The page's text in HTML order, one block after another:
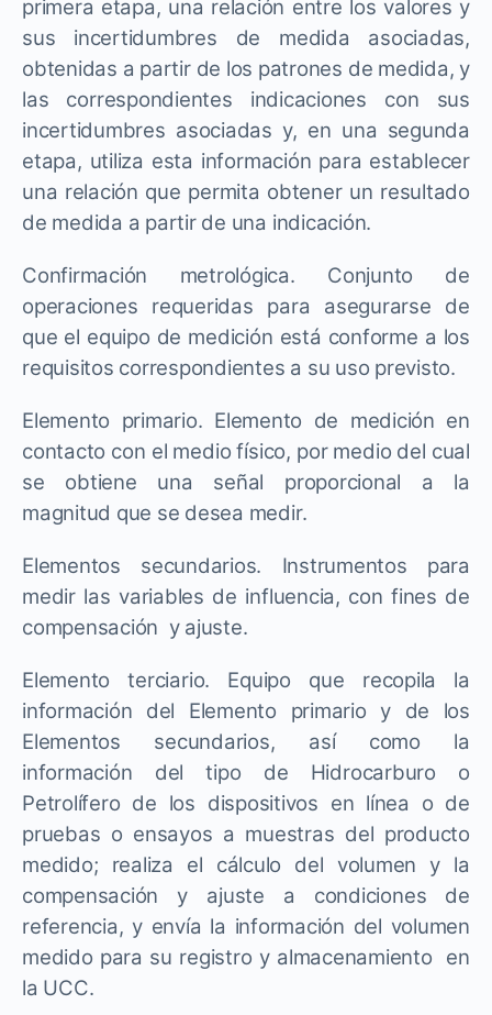
primera etapa, una relación entre los valores y
sus incertidumbres de medida asociadas,
obtenidas a partir de los patrones de medida, y
las correspondientes indicaciones con sus
incertidumbres asociadas y, en una segunda
etapa, utiliza esta información para establecer
una relación que permita obtener un resultado
de medida a partir de una indicación.
Confirmación metrológica. Conjunto de
operaciones requeridas para asegurarse de
que el equipo de medición está conforme a los
requisitos correspondientes a su uso previsto.
Elemento primario. Elemento de medición en
contacto con el medio físico, por medio del cual
se obtiene una señal proporcional a la
magnitud que se desea medir.
Elementos secundarios. Instrumentos para
medir las variables de influencia, con fines de
compensación y ajuste.
Elemento terciario. Equipo que recopila la
información del Elemento primario y de los
Elementos secundarios, así como la
información del tipo de Hidrocarburo o
Petrolífero de los dispositivos en línea o de
pruebas o ensayos a muestras del producto
medido; realiza el cálculo del volumen y la
compensación y ajuste a condiciones de
referencia, y envía la información del volumen
medido para su registro y almacenamiento en
la UCC.